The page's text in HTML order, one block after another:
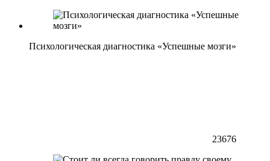
Психологическая диагностика «Успешные мозги»
23676